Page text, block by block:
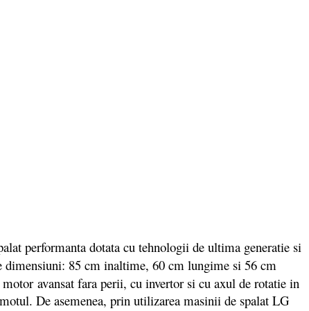
performanta dotata cu tehnologii de ultima generatie si
dimensiuni: 85 cm inaltime, 60 cm lungime si 56 cm
avansat fara perii, cu invertor si cu axul de rotatie in
De asemenea, prin utilizarea masinii de spalat LG